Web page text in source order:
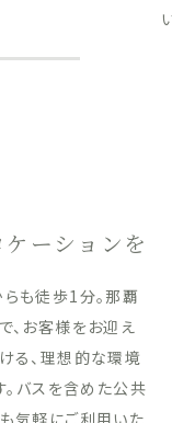
ーションを
も徒歩1分。那覇
、お客様をお迎え
る、理想的な環境
。バスを含めた公共